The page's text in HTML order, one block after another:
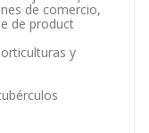
de comercio,
de product
y